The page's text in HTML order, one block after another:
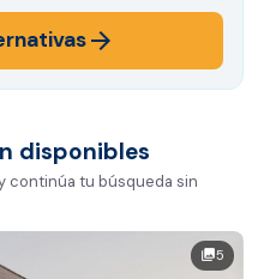
arrow_forward
disponibles
continúa tu búsqueda sin
photo_library5